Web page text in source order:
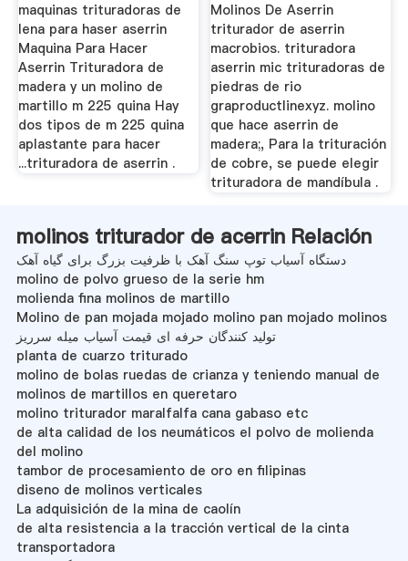
maquinas trituradoras de
lena para haser aserrin
Maquina Para Hacer
Aserrin Trituradora de
madera y un molino de
martillo m 225 quina Hay
dos tipos de m 225 quina
aplastante para hacer
...trituradora de aserrin .
Molinos De Aserrin
triturador de aserrin
macrobios. trituradora
aserrin mic trituradoras de
piedras de rio
graproductlinexyz. molino
que hace aserrin de
madera;, Para la trituración
de cobre, se puede elegir
trituradora de mandíbula .
molinos triturador de acerrin Relación
دستگاه آسیاب توپ سنگ آهک با ظرفیت بزرگ برای گیاه آهک
molino de polvo grueso de la serie hm
molienda fina molinos de martillo
Molino de pan mojada mojado molino pan mojado molinos
تولید کنندگان حرفه ای قیمت آسیاب میله سرریز
planta de cuarzo triturado
molino de bolas ruedas de crianza y teniendo manual de
molinos de martillos en queretaro
molino triturador maralfalfa cana gabaso etc
de alta calidad de los neumáticos el polvo de molienda
del molino
tambor de procesamiento de oro en filipinas
diseno de molinos verticales
La adquisición de la mina de caolín
de alta resistencia a la tracción vertical de la cinta
transportadora